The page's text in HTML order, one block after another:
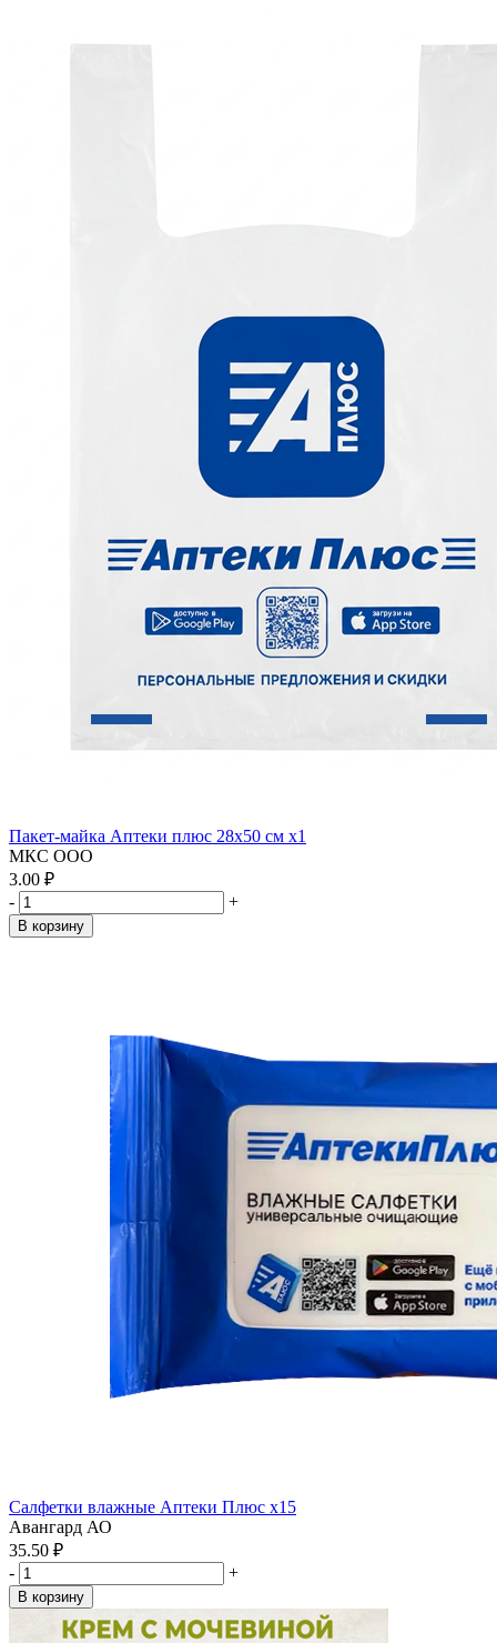
Пакет-майка Аптеки плюс 28х50 см x1
МКС ООО
3.00 ₽
-
+
В корзину
Салфетки влажные Аптеки Плюс x15
Авангард АО
35.50 ₽
-
+
В корзину